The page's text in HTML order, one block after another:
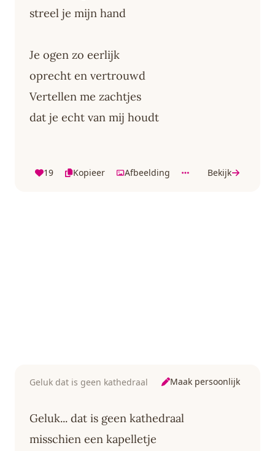
streel je mijn hand
Je ogen zo eerlijk
oprecht en vertrouwd
Vertellen me zachtjes
dat je echt van mij houdt
19 Kopieer Afbeelding Bekijk
Geluk dat is geen kathedraal Maak persoonlijk
Geluk... dat is geen kathedraal
misschien een kapelletje